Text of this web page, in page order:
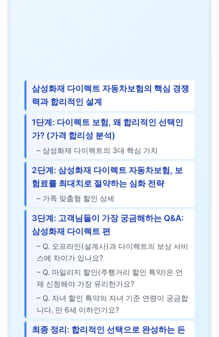
삼성화재 다이렉트 자동차보험의 핵심 경쟁
력과 합리적인 설계
1단계: 다이렉트 보험, 왜 합리적인 선택인
가? (가격 합리성 분석)
– 삼성화재 다이렉트의 3대 핵심 가치
2단계: 삼성화재 다이렉트 자동차보험, 보
험료를 최대치로 절약하는 심화 전략
– 가족 맞춤형 할인 상세
3단계: 고객님들이 가장 궁금해하는 Q&A:
삼성화재 다이렉트 편
– Q. 오프라인(설계사)과 다이렉트의 보상 서비
스에 차이가 있나요?
– Q. 마일리지 할인(주행거리 할인 특약)은 언
제 신청해야 가장 유리한가요?
– Q. 자녀 할인 특약의 자녀 기준 연령이 궁금합
니다. 만 6세 이하인가요?
최종 정리: 합리적인 선택으로 완성하는 든